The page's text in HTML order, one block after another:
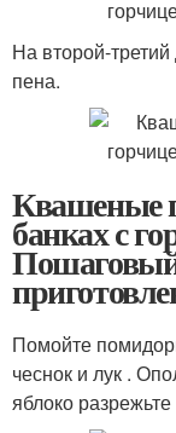
На второй-
пена.
Квашеные
банках с
Помойте
чеснок и лук .
яблоко